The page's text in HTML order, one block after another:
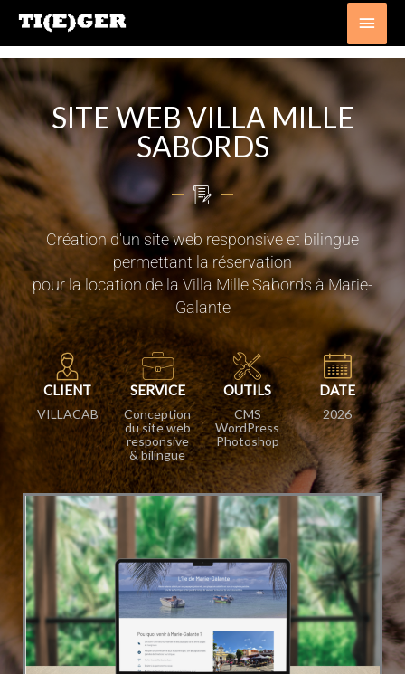
contenu
SITE WEB VILLA MILLE
SABORDS
Création d'un site web responsive et bilingue
permettant la réservation
pour la location de la Villa Mille Sabords à Marie-
Galante
CLIENT
VILLACAB
SERVICE
Conception
du site web
responsive
& bilingue
OUTILS
CMS
WordPress
Photoshop
DATE
2026